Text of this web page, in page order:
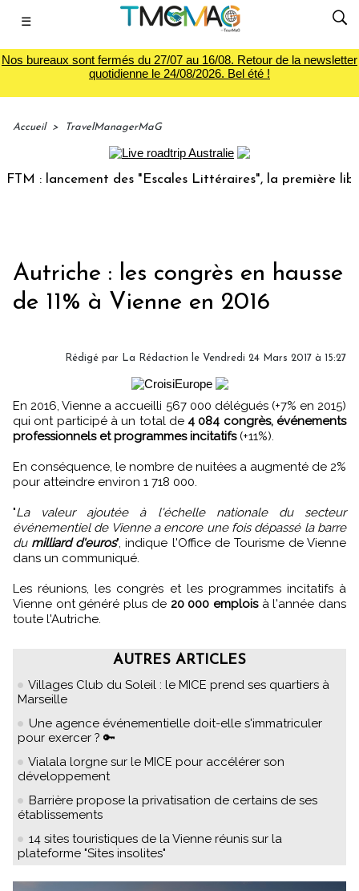
☰
Nos bureaux sont fermés du 27/07 au 16/08. Retour de la newsletter
quotidienne le 24/08/2026. Bel été !
Accueil > TravelManagerMaG
: lancement des "Escales Littéraires", la première librairie
Autriche : les congrès en hausse
de 11% à Vienne en 2016
Rédigé par La Rédaction le Vendredi 24 Mars 2017 à 15:27
En 2016, Vienne a accueilli 567 000 délégués (+7% en 2015)
qui ont participé à un total de4 084 congrès, événements
professionnels et programmes incitatifs(+11%).
En conséquence, le nombre de nuitées a augmenté de 2%
pour atteindre environ 1 718 000.
"La valeur ajoutée à l'échelle nationale du secteur
événementiel de Vienne a encore une fois dépassé la barre
du milliard d'euros", indique l'Office de Tourisme de Vienne
dans un communiqué.
Les réunions, les congrès et les programmes incitatifs à
Vienne ont généré plus de 20 000 emploisà l'année dans
toute l'Autriche.
AUTRES ARTICLES
Villages Club du Soleil : le MICE prend ses quartiers à
Marseille
Une agence événementielle doit-elle s'immatriculer
pour exercer ? 🔑
Vialala lorgne sur le MICE pour accélérer son
développement
Barrière propose la privatisation de certains de ses
établissements
14 sites touristiques de la Vienne réunis sur la
plateforme "Sites insolites"